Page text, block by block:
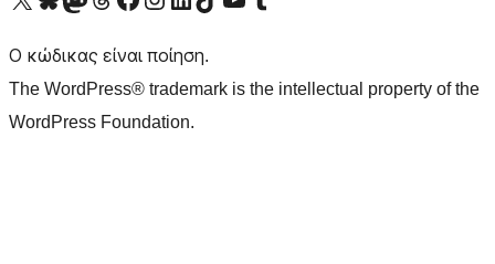
Ο κώδικας είναι ποίηση.
The WordPress® trademark is the intellectual property of the
WordPress Foundation.